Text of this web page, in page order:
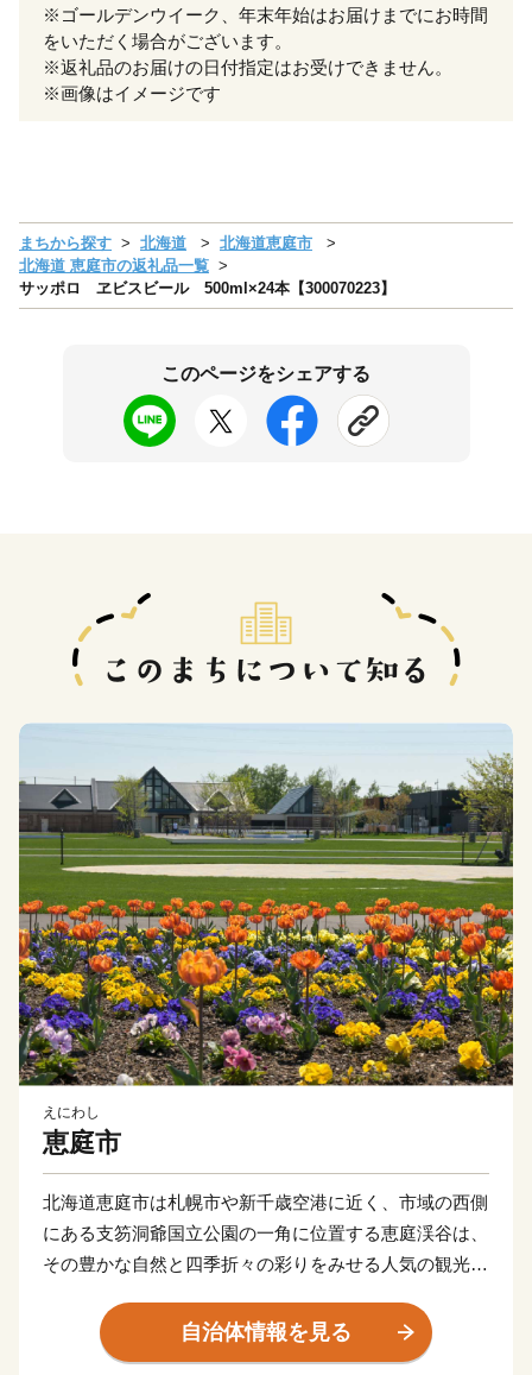
※ゴールデンウイーク、年末年始はお届けまでにお時間
をいただく場合がございます。
※返礼品のお届けの日付指定はお受けできません。
※画像はイメージです
まちから探す 北海道
北海道恵庭市
北海道 恵庭市の返礼品一覧
サッポロ ヱビスビール 500ml×24本【300070223】
このページをシェアする
えにわし
恵庭市
北海道恵庭市は札幌市や新千歳空港に近く、市域の西側
にある支笏洞爺国立公園の一角に位置する恵庭渓谷は、
その豊かな自然と四季折々の彩りをみせる人気の観光ス
花づくりが盛んで、個人の庭を開放したオープンガーデ
ンに全国各地からたくさんの方が見学に訪れています。
自治体情報を見る